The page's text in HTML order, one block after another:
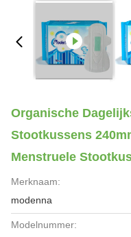
Organische
Stootkussens
Menstruele
Merknaam:
modenna
Modelnummer: